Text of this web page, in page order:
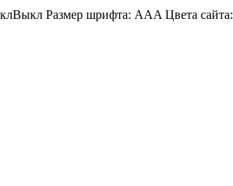
Выкл Размер шрифта: AAA Цвета сайта: